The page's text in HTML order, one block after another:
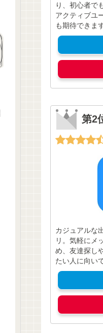
り、初心者で
アクティブユ
も期待できます
第2
カジュアルな
リ。気軽にメ
め、友達探し
たい人に向い